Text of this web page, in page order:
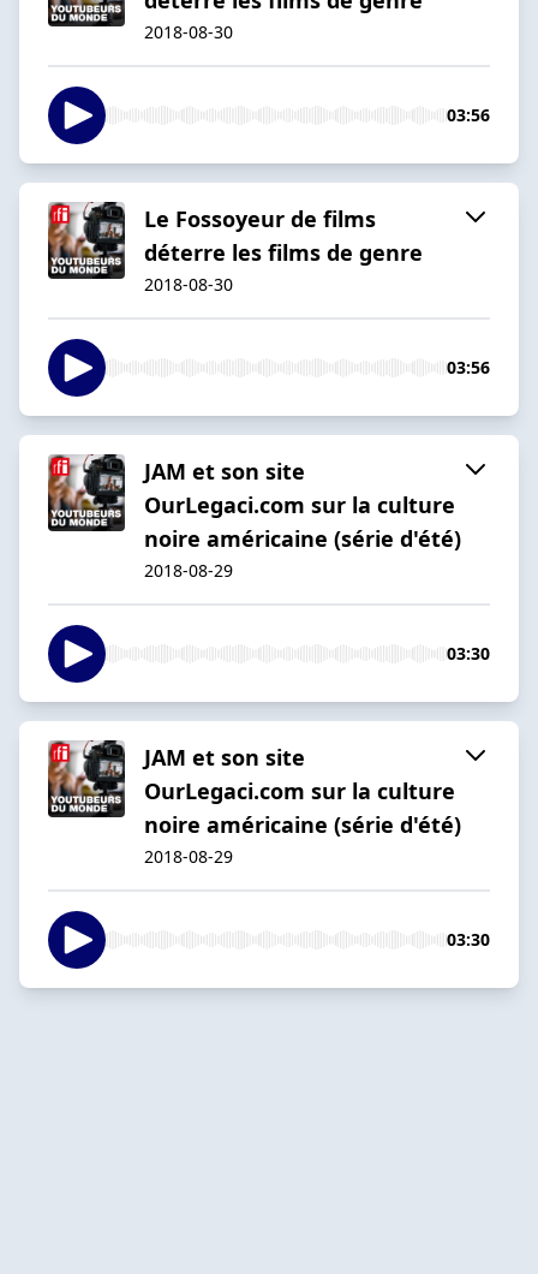
2018-08-30
03:56
Le Fossoyeur de films
déterre les films de genre
2018-08-30
03:56
JAM et son site
OurLegaci.com sur la culture
noire américaine (série d'été)
2018-08-29
03:30
JAM et son site
OurLegaci.com sur la culture
noire américaine (série d'été)
2018-08-29
03:30